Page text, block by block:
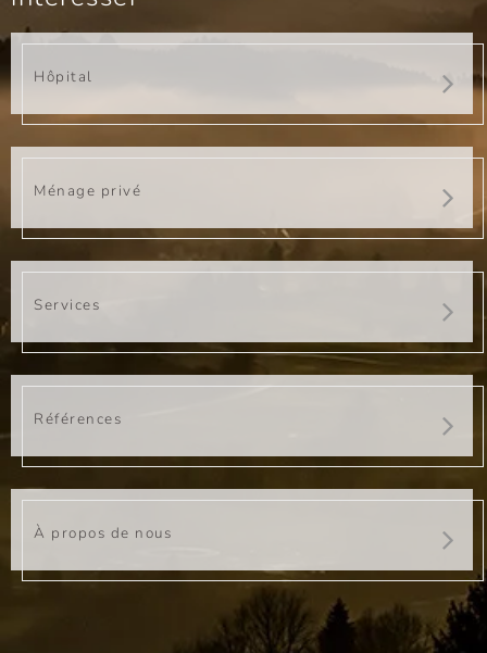
Hôpital
Ménage privé
Services
Références
À propos de nous